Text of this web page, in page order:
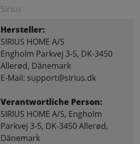
Sirius
Hersteller:
SIRIUS HOME A/S
Engholm Parkvej 3-5, DK-3450
Allerød, Dänemark
E-Mail: support@sirius.dk
Verantwortliche Person:
SIRIUS HOME A/S, Engholm
Parkvej 3-5, DK-3450 Allerød,
Dänemark